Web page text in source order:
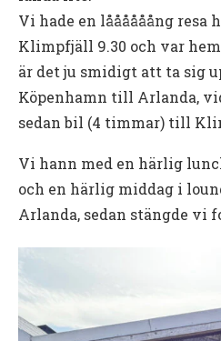
Vi hade en låååååång resa
Klimpfjäll 9.30 och var
är det ju smidigt att ta sig
Köpenhamn till Arlanda,
sedan bil (4 timmar) till
Vi hann med en härlig
och en härlig middag i
Arlanda, sedan stängde vi